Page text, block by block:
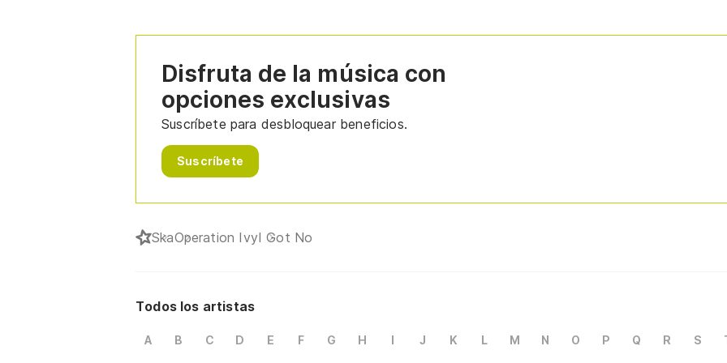
Disfruta de la música con
opciones exclusivas
Suscríbete para desbloquear beneficios.
Suscríbete
SkaOperation IvyI Got No
Todos los artistas
A B C D E F G H I J K L M N O P Q R S